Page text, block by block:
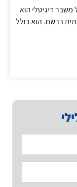
משבר דיגיטלי הוא
ברשת. הוא כולל